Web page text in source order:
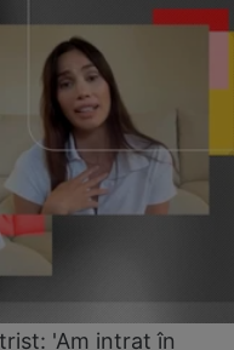
'Am intrat în